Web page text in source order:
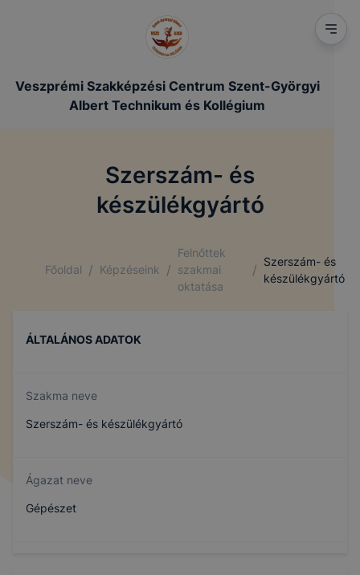
Veszprémi Szakképzési Centrum Szent-Györgyi
Albert Technikum és Kollégium
Szerszám- és
készülékgyártó
Főoldal / Képzéseink /
Felnőttek
szakmai
oktatása
/
Szerszám- és
készülékgyártó
ÁLTALÁNOS ADATOK
Szakma neve
Szerszám- és készülékgyártó
Ágazat neve
Gépészet